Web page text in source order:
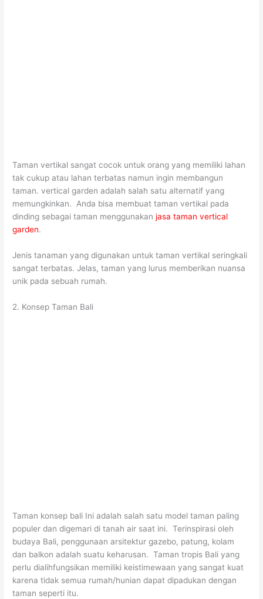
Taman vertikal sangat cocok untuk orang yang memiliki lahan
tak cukup atau lahan terbatas namun ingin membangun
taman. vertical garden adalah salah satu alternatif yang
memungkinkan. Anda bisa membuat taman vertikal pada
dinding sebagai taman menggunakanjasa taman vertical
garden.
Jenis tanaman yang digunakan untuk taman vertikal seringkali
sangat terbatas. Jelas, taman yang lurus memberikan nuansa
unik pada sebuah rumah.
2. Konsep Taman Bali
Taman konsep bali Ini adalah salah satu model taman paling
populer dan digemari di tanah air saat ini. Terinspirasi oleh
budaya Bali, penggunaan arsitektur gazebo, patung, kolam
dan balkon adalah suatu keharusan. Taman tropis Bali yang
perlu dialihfungsikan memiliki keistimewaan yang sangat kuat
karena tidak semua rumah/hunian dapat dipadukan dengan
taman seperti itu.